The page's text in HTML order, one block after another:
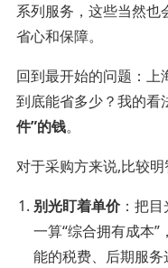
系列服务，这些当然也
省心和保障。
回到最开始的问题：上
到底能省多少？我的看
件”的钱。
对于采购方来说,比较明
别光盯着单价：把目
一算“综合拥有成本
能的税费、后期服务